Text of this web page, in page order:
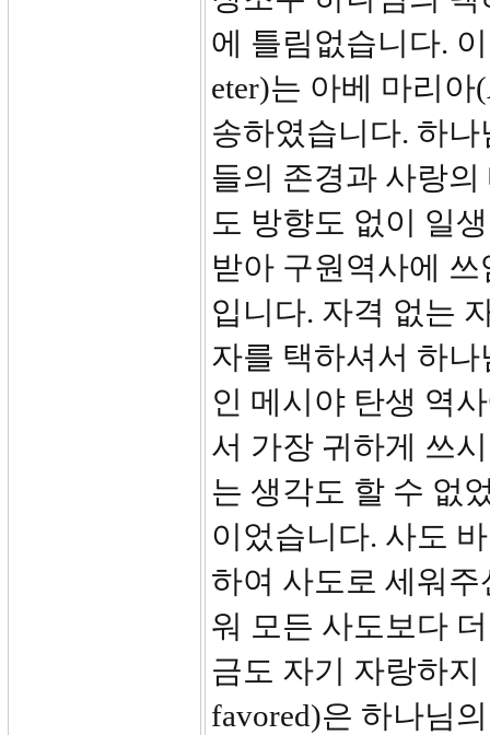
에 틀림없습니다.
eter)는 아베 마리아
송하였습니다. 하
들의 존경과 사랑
도 방향도 없이 일
받아 구원역사에
입니다. 자격 없는
자를 택하셔서 하
인 메시야 탄생 역
서 가장 귀하게 쓰
는 생각도 할 수 없
이었습니다. 사도
하여 사도로 세워
워 모든 사도보다
금도 자기 자랑하
favored)은 하나님